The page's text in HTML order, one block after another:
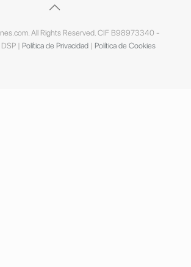
All Rights Reserved. CIF B98973340 -
| Política de Privacidad | Política de Cookies